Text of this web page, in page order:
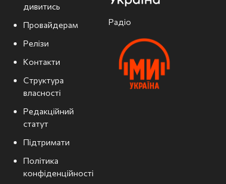
дивитись
Провайдерам
Релізи
Контакти
Структура
власності
Редакційний
статут
Підтримати
Політика
конфіденційності
Радіо